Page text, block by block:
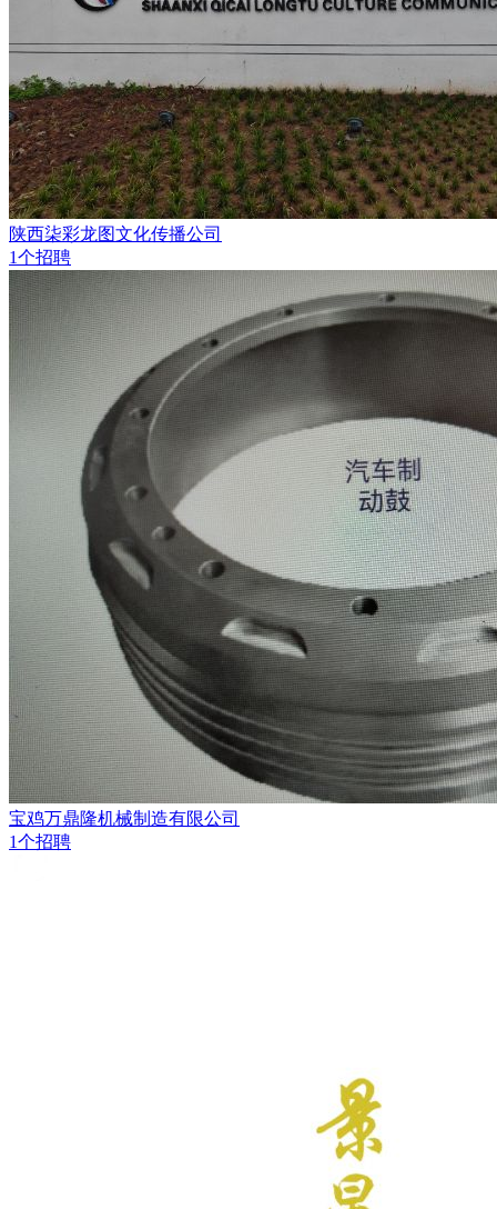
陕西柒彩龙图文化传播公司
1个招聘
宝鸡万鼎隆机械制造有限公司
1个招聘